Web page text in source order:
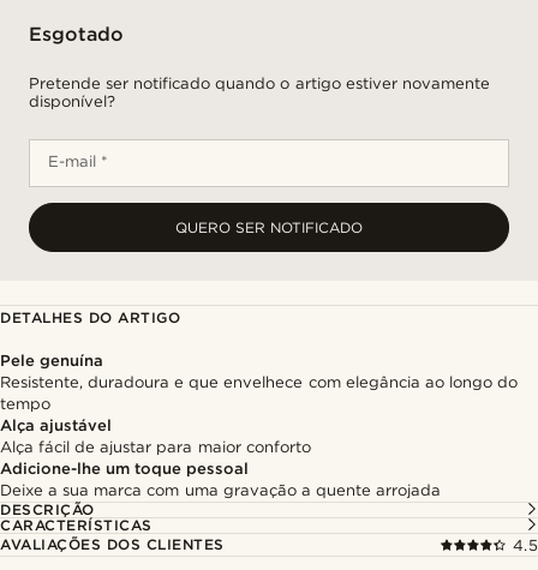
Esgotado
Pretende ser notificado quando o artigo estiver novamente
disponível?
E-mail *
QUERO SER NOTIFICADO
DETALHES DO ARTIGO
Pele genuína
Resistente, duradoura e que envelhece com elegância ao longo do
tempo
Alça ajustável
Alça fácil de ajustar para maior conforto
Adicione-lhe um toque pessoal
Deixe a sua marca com uma gravação a quente arrojada
DESCRIÇÃO
CARACTERÍSTICAS
AVALIAÇÕES DOS CLIENTES
4.5